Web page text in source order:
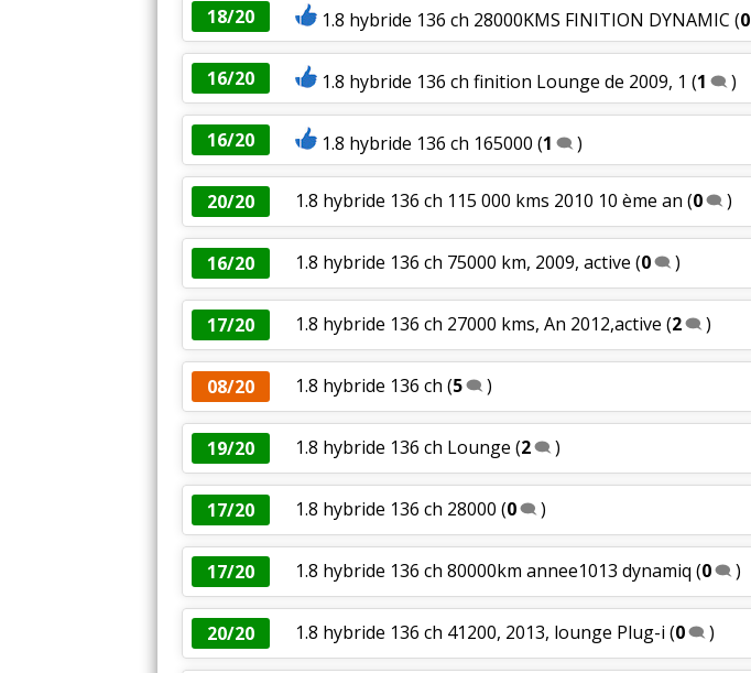
18/20 1.8 hybride 136 ch 28000KMS FINITION DYNAMIC (0
16/20 1.8 hybride 136 ch finition Lounge de 2009, 1 (1 )
16/20 1.8 hybride 136 ch 165000 (1 )
20/20 1.8 hybride 136 ch 115 000 kms 2010 10 ème an (0 )
16/20 1.8 hybride 136 ch 75000 km, 2009, active (0 )
17/20 1.8 hybride 136 ch 27000 kms, An 2012,active (2 )
08/20 1.8 hybride 136 ch (5 )
19/20 1.8 hybride 136 ch Lounge (2 )
17/20 1.8 hybride 136 ch 28000 (0 )
17/20 1.8 hybride 136 ch 80000km annee1013 dynamiq (0 )
20/20 1.8 hybride 136 ch 41200, 2013, lounge Plug-i (0 )